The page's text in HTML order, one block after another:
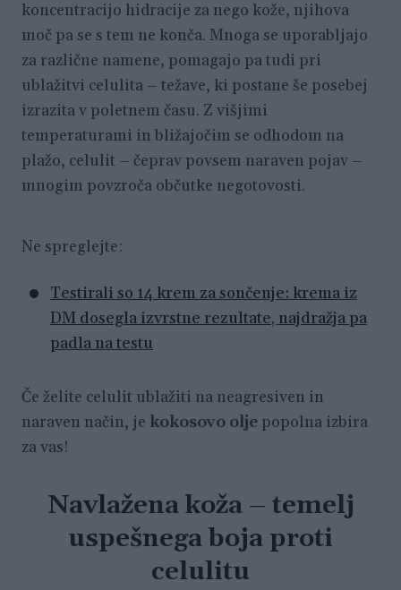
koncentracijo hidracije za nego kože, njihova
moč pa se s tem ne konča. Mnoga se uporabljajo
za različne namene, pomagajo pa tudi pri
ublažitvi celulita – težave, ki postane še posebej
izrazita v poletnem času. Z višjimi
temperaturami in bližajočim se odhodom na
plažo, celulit – čeprav povsem naraven pojav –
mnogim povzroča občutke negotovosti.
Ne spreglejte:
Testirali so 14 krem za sončenje: krema iz
DM dosegla izvrstne rezultate, najdražja pa
padla na testu
Če želite celulit ublažiti na neagresiven in
naraven način, je kokosovo olje popolna izbira
za vas!
Navlažena koža – temelj
uspešnega boja proti
celulitu